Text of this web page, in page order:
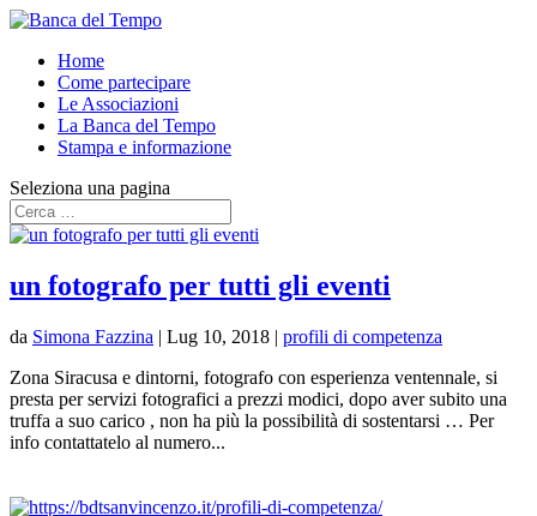
Home
Come partecipare
Le Associazioni
La Banca del Tempo
Stampa e informazione
Seleziona una pagina
un fotografo per tutti gli eventi
da Simona Fazzina | Lug 10, 2018 | profili di competenza
Zona Siracusa e dintorni, fotografo con esperienza ventennale, si
presta per servizi fotografici a prezzi modici, dopo aver subito una
truffa a suo carico , non ha più la possibilità di sostentarsi … Per
info contattatelo al numero...